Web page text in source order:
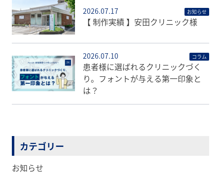
2026.07.17 お知らせ
【 制作実績 】安田クリニック様
2026.07.10 コラム
患者様に選ばれるクリニックづく
り。フォントが与える第一印象と
は？
カテゴリー
お知らせ